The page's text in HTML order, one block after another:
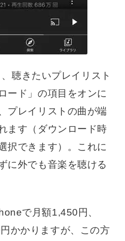
聴きたいプレイリスト
ード」の項目をオンに
プレイリストの曲が端
ます（ダウンロード時
択できます）。これに
に外でも音楽を聴ける
で月額1,450円、
かかりますが、この方